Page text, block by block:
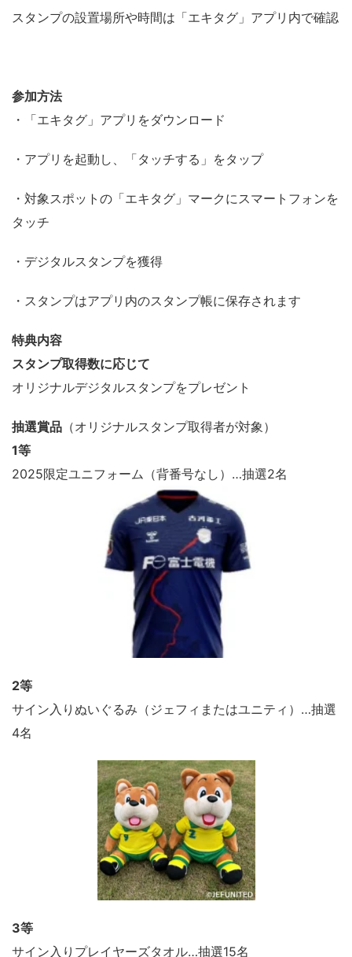
スタンプの設置場所や時間は「エキタグ」アプリ内で確認
参加方法
・「エキタグ」アプリをダウンロード
・アプリを起動し、「タッチする」をタップ
・対象スポットの「エキタグ」マークにスマートフォンを
タッチ
・デジタルスタンプを獲得
・スタンプはアプリ内のスタンプ帳に保存されます
特典内容
スタンプ取得数に応じて
オリジナルデジタルスタンプをプレゼント
抽選賞品 （オリジナルスタンプ取得者が対象）
1等
2025限定ユニフォーム（背番号なし）…抽選2名
2等
サイン入りぬいぐるみ（ジェフィまたはユニティ）…抽選
4名
3等
サイン入りプレイヤーズタオル…抽選15名